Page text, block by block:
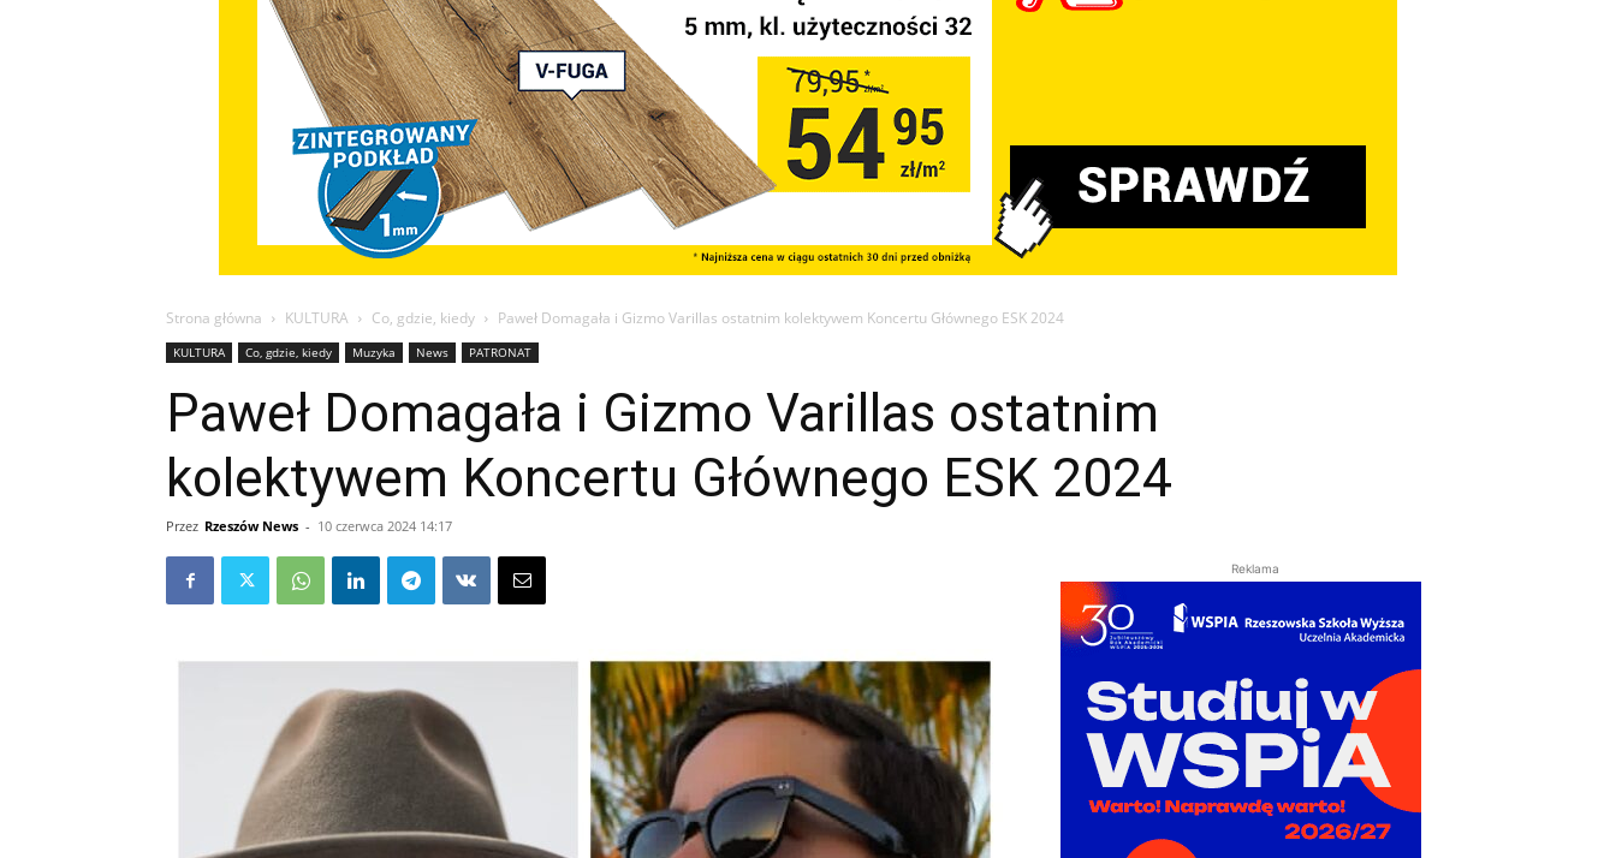
Strona główna KULTURA Co, gdzie, kiedy Paweł Domagała i Gizmo Varillas ostatnim kolektywem Koncertu Głównego ESK 2024
KULTURA Co, gdzie, kiedy Muzyka News PATRONAT
Paweł Domagała i Gizmo Varillas ostatnim
kolektywem Koncertu Głównego ESK 2024
Przez Rzeszów News - 10 czerwca 2024 14:17
Reklama